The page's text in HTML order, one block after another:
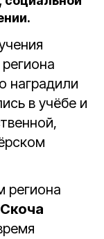
наградили
в учёбе и
региона